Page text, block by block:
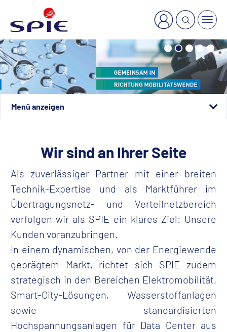
Welche Dienstleistung suchen Sie? ×
Ausrichtung
Leistungen
Über Uns
Wir sind an Ihrer Seite
Als zuverlässiger Partner mit einer breiten
Technik-Expertise und als Marktführer im
Übertragungsnetz- und Verteilnetzbereich
verfolgen wir als SPIE ein klares Ziel: Unsere
Kunden voranzubringen.
In einem dynamischen, von der Energiewende
geprägtem Markt, richtet sich SPIE zudem
strategisch in den Bereichen Elektromobilität,
Smart-City-Lösungen, Wasserstoffanlagen
sowie standardisierten
Hochspannungsanlagen für Data Center aus